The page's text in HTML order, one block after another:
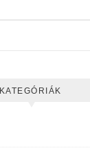
KATEGÓRIÁK